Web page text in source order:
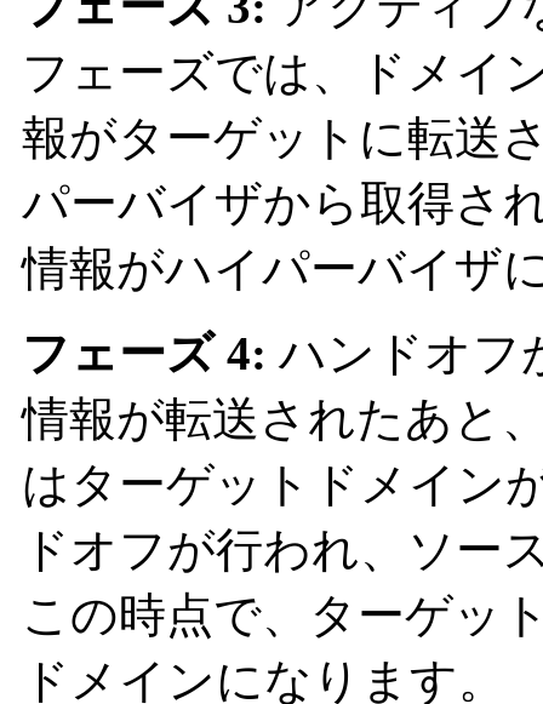
フェーズでは、ドメイ
報がターゲットに転送
パーバイザから取得さ
情報がハイパーバイザ
フェーズ 4: ハンドオフ
情報が転送されたあと
はターゲットドメイン
ドオフが行われ、ソー
この時点で、ターゲッ
ドメインになります。